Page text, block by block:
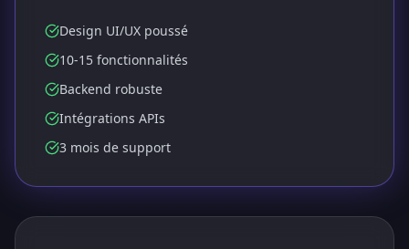
Design UI/UX poussé
10-15 fonctionnalités
Backend robuste
Intégrations APIs
3 mois de support